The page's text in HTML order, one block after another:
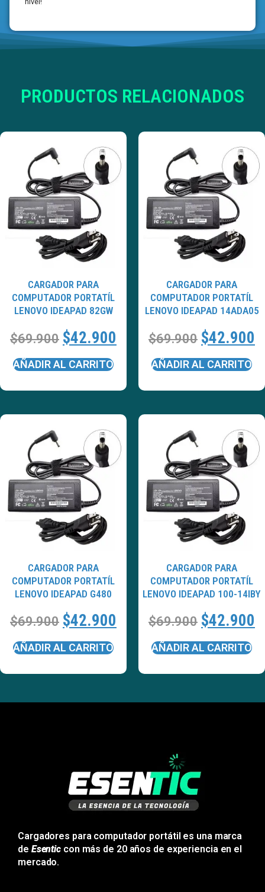
PRODUCTOS RELACIONADOS
CARGADOR PARA
COMPUTADOR PORTATÍL
LENOVO IDEAPAD 82GW
$69.900 $42.900
AÑADIR AL CARRITO
CARGADOR PARA
COMPUTADOR PORTATÍL
LENOVO IDEAPAD 14ADA05
$69.900 $42.900
AÑADIR AL CARRITO
CARGADOR PARA
COMPUTADOR PORTATÍL
LENOVO IDEAPAD G480
$69.900 $42.900
AÑADIR AL CARRITO
CARGADOR PARA
COMPUTADOR PORTATÍL
LENOVO IDEAPAD 100-14IBY
$69.900 $42.900
AÑADIR AL CARRITO
Cargadores para computador portátil es una marca
de Esentic con más de 20 años de experiencia en el
mercado.